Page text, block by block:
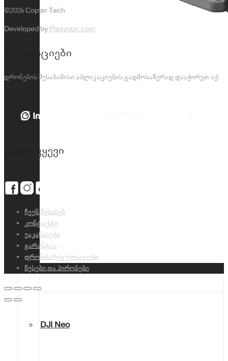
DJI Neo
©2026 Copter Tech
Developed by Plexygon.com
აპლიკაციები
დრონების შესაბამისი აპლიკაციების გადმოსაწერად დააჭირეთ აქ:
გამოგვყევი
ჩვენ შესახებ
კონტაქტი
ვაკანსიები
გარანტია
დრონის რეგულაციები
წესები და პირობები